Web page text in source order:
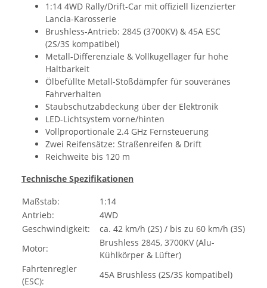
1:14 4WD Rally/Drift-Car mit offiziell lizenzierter
Lancia-Karosserie
Brushless-Antrieb: 2845 (3700KV) & 45A ESC
(2S/3S kompatibel)
Metall-Differenziale & Vollkugellager für hohe
Haltbarkeit
Ölbefüllte Metall-Stoßdämpfer für souveränes
Fahrverhalten
Staubschutzabdeckung über der Elektronik
LED-Lichtsystem vorne/hinten
Vollproportionale 2.4 GHz Fernsteuerung
Zwei Reifensätze: Straßenreifen & Drift
Reichweite bis 120 m
Technische Spezifikationen
Maßstab:
1:14
Antrieb:
4WD
Geschwindigkeit:
ca. 42 km/h (2S) / bis zu 60 km/h (3S)
Motor:
Brushless 2845, 3700KV (Alu-
Kühlkörper & Lüfter)
Fahrtenregler
(ESC):
45A Brushless (2S/3S kompatibel)